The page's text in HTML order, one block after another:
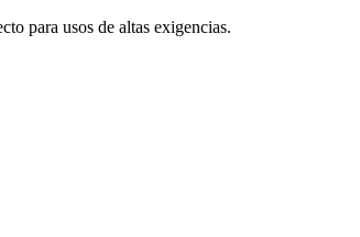
para usos de altas exigencias.